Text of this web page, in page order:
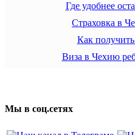
Где удобнее
Страховка в
Как
Виза в Чехию
Мы в соц.сетях